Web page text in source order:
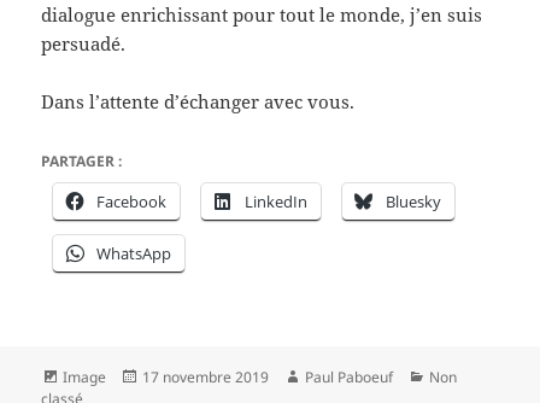
dialogue enrichissant pour tout le monde, j’en suis
persuadé.
Dans l’attente d’échanger avec vous.
PARTAGER :
Facebook LinkedIn Bluesky
WhatsApp
Format
Image
Publié
17 novembre 2019 Auteur
Paul Paboeuf Catégories
Non